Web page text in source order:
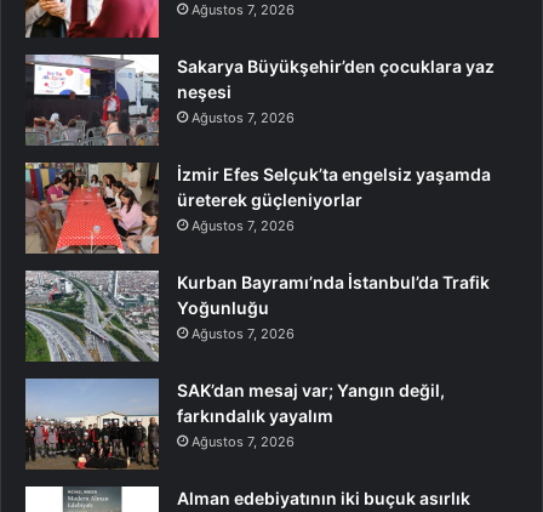
Ağustos 7, 2026
Sakarya Büyükşehir’den çocuklara yaz
neşesi
Ağustos 7, 2026
İzmir Efes Selçuk’ta engelsiz yaşamda
üreterek güçleniyorlar
Ağustos 7, 2026
Kurban Bayramı’nda İstanbul’da Trafik
Yoğunluğu
Ağustos 7, 2026
SAK’dan mesaj var; Yangın değil,
farkındalık yayalım
Ağustos 7, 2026
Alman edebiyatının iki buçuk asırlık